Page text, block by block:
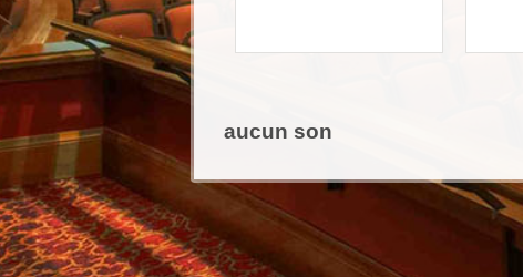
aucun son